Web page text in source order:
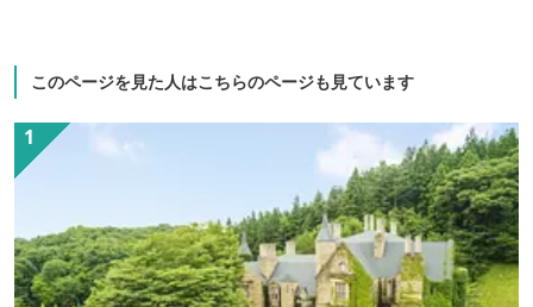
る温泉玉子、地元食材豊富な季節を楽し
む会席料理も自慢です。
このページを見た人はこちらのページも見ています